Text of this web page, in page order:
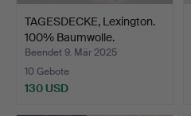
TAGESDECKE, Lexington.
100% Baumwolle.
Beendet 9. Mär 2025
10 Gebote
130 USD